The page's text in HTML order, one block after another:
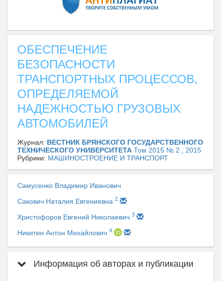
ОБЕСПЕЧЕНИЕ
БЕЗОПАСНОСТИ
ТРАНСПОРТНЫХ ПРОЦЕССОВ,
ОПРЕДЕЛЯЕМОЙ
НАДЕЖНОСТЬЮ ГРУЗОВЫХ
АВТОМОБИЛЕЙ
Журнал: ВЕСТНИК БРЯНСКОГО ГОСУДАРСТВЕННОГО
ТЕХНИЧЕСКОГО УНИВЕРСИТЕТА Том 2015 № 2 , 2015
Рубрики: МАШИНОСТРОЕНИЕ И ТРАНСПОРТ
Самусенко Владимир Иванович
Сакович Наталия Евгениевна 2
Христофоров Евгений Николаевич 3
Никитин Антон Михайлович 4
Информация об авторах и публикации